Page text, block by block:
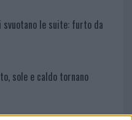
le suite: furto da
sole e caldo tornano